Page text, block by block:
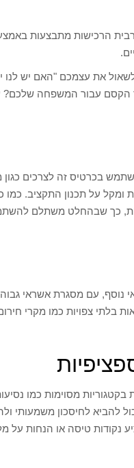
הרכישות מתבצעות
את עצמכם "האם יש לנו
הקסם עבור המשפחה
בכרטיס זה לצרכים כגון
על תכנון התקציב. כמו
כך שבהחלט משתלם
נוסף, עם מסגרת אשראי
בלתי צפויות כמו מקרי
מסוימות כמו
להביא לחיסכון משמעותי
טיסה או הנחות על